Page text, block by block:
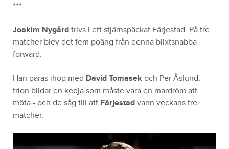
***
Joakim Nygård trivs i ett stjärnspäckat Färjestad. På tre
matcher blev det fem poäng från denna blixtsnabba
forward.
Han paras ihop med David Tomasek och Per Åslund,
trion bildar en kedja som måste vara en mardröm att
möta - och de såg till att Färjestad vann veckans tre
matcher.